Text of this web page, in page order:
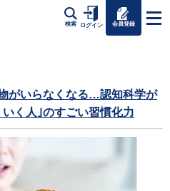
検索 ログイン 会員登録
がいらなくなる…認知科学が
く人｣のすごい習慣化力